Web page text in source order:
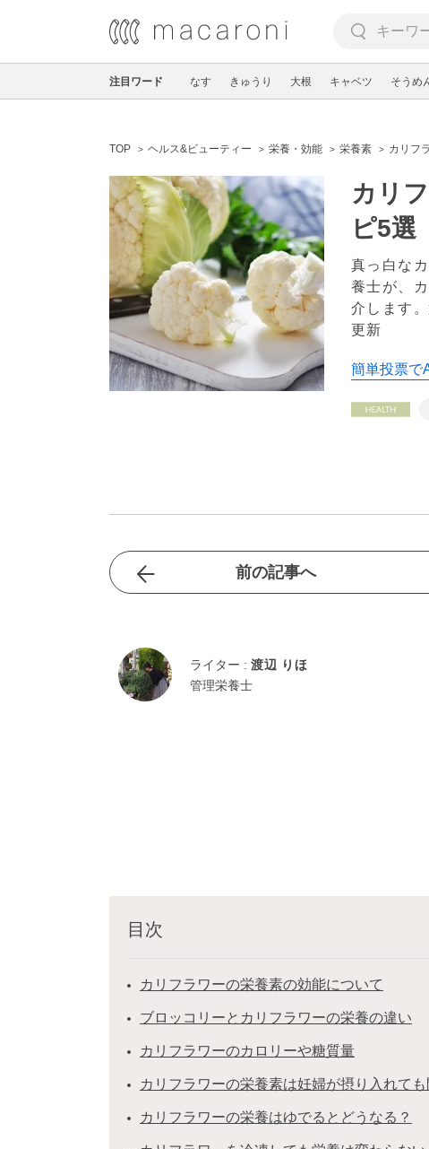
注目ワード なす きゅうり 大根 キャベツ そうめ
TOP ヘルス&ビューティー 栄養・効能 栄養素 カリフ
カリ
ピ5選
真っ白な
養士が、
介します
更新
簡単投票で
前の記事へ
ライター : 渡辺 りほ
管理栄養士
目次
カリフラワーの栄養素の効能について
ブロッコリーとカリフラワーの栄養の違い
カリフラワーのカロリーや糖質量
カリフラワーの栄養素は妊婦が摂り入れて
カリフラワーの栄養はゆでるとどうなる？